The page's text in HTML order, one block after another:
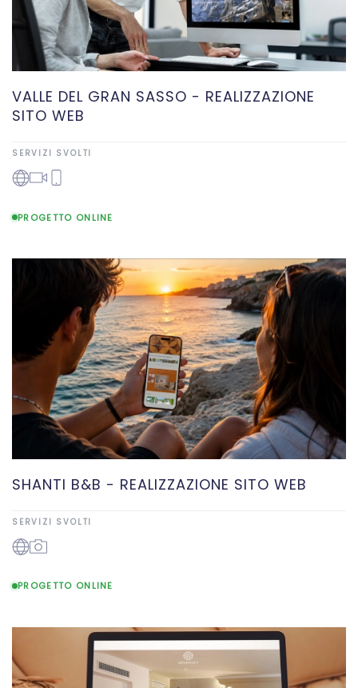
VALLE DEL GRAN SASSO - REALIZZAZIONE
SITO WEB
SERVIZI SVOLTI
PROGETTO ONLINE
SHANTI B&B - REALIZZAZIONE SITO WEB
SERVIZI SVOLTI
PROGETTO ONLINE